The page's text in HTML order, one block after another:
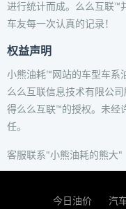
进行统计而成。么么互联™
车友每一次认真的记录！
权益声明
小熊油耗™网站的车型车系
么么互联信息技术有限公
得么么互联™的授权。未经
任。
客服联系"小熊油耗的熊大"
今日油价 汽